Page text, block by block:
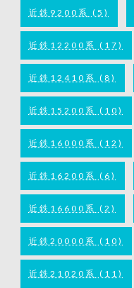
近鉄9200系 (5)
近鉄12200系 (17)
近鉄12410系 (8)
近鉄15200系 (10)
近鉄16000系 (12)
近鉄16200系 (6)
近鉄16600系 (2)
近鉄20000系 (10)
近鉄21020系 (11)